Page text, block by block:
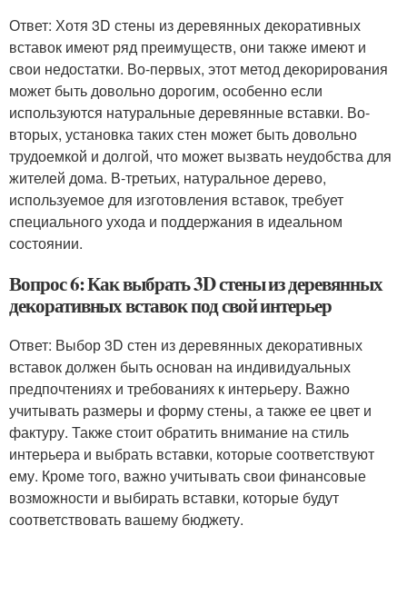
Ответ: Хотя 3D стены из деревянных декоративных
вставок имеют ряд преимуществ, они также имеют и
свои недостатки. Во-первых, этот метод декорирования
может быть довольно дорогим, особенно если
используются натуральные деревянные вставки. Во-
вторых, установка таких стен может быть довольно
трудоемкой и долгой, что может вызвать неудобства для
жителей дома. В-третьих, натуральное дерево,
используемое для изготовления вставок, требует
специального ухода и поддержания в идеальном
состоянии.
Вопрос 6: Как выбрать 3D стены из деревянных
декоративных вставок под свой интерьер
Ответ: Выбор 3D стен из деревянных декоративных
вставок должен быть основан на индивидуальных
предпочтениях и требованиях к интерьеру. Важно
учитывать размеры и форму стены, а также ее цвет и
фактуру. Также стоит обратить внимание на стиль
интерьера и выбрать вставки, которые соответствуют
ему. Кроме того, важно учитывать свои финансовые
возможности и выбирать вставки, которые будут
соответствовать вашему бюджету.